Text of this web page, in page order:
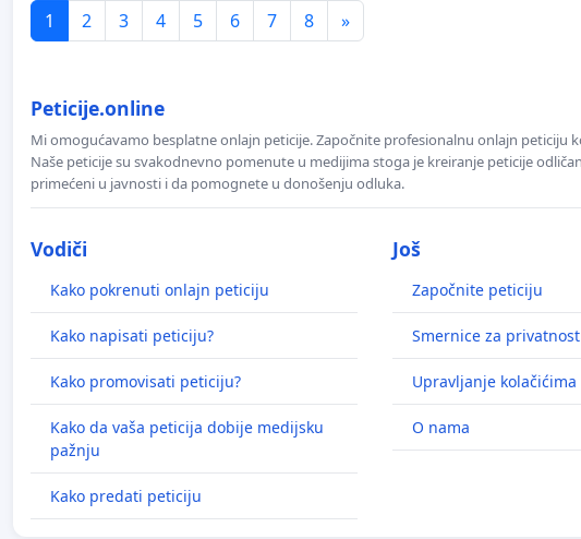
1
2 3 4 5 6 7 8 »
Peticije.online
Mi omogućavamo besplatne onlajn peticije. Započnite profesionalnu onlajn peticiju
Naše peticije su svakodnevno pomenute u medijima stoga je kreiranje peticije
primećeni u javnosti i da pomognete u donošenju odluka.
Vodiči
Kako pokrenuti onlajn peticiju
Kako napisati peticiju?
Kako promovisati peticiju?
Kako da vaša peticija dobije medijsku
pažnju
Kako predati peticiju
Još
Započnite peticiju
Smernice za privatnost
Upravljanje kolačićima
O nama